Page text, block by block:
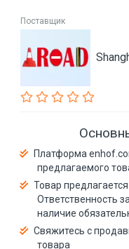
Поставщик
Платформа
предлагаемого
Товар
Ответственность
наличие
Свяжитесь с
товара